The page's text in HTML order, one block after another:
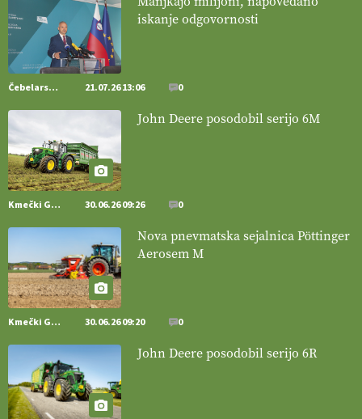
[EKOloško = LOGIČNO ]
Pet-nat je vse bolj priljubljeno
naravno peneče vino, tudi v Sloveniji.
https://t.co/9fpqD3fCrE @EUAgri #IMCAP #CAP
https://t.co/iQ8HkdQnsD
[EKOloško = LOGIČNO
pridelava z mislijo na naravo.
@EUAgri #IMCAP #CAP https://t.co/Bf31lnQSIb
[EKOloško = LOGIČNO ]
Poleti pridelek rešujejo zdrava tla in
vlaga.
VEČ
https://t.co/qmMX2yevum @EUAgri #IMCAP #CAP
https://t.co/dDwsipE645
[EKOloško = LOGIČNO ] Mulčer
– naravna pot do zdravih tal
. VEČ
https://t.co/J7RkeaYpYu @EUAgri #IMCAP #CAP
https://t.co/RVG0FzcQN6
iskanje odgovornosti
Čebelarstvo 21.07.26 13:06 0
John Deere posodobil serijo 6M
Kmečki Glas 30.06.26 09:26 0
Nova pnevmatska sejalnica Pöttinger
Aerosem M
Kmečki Glas 30.06.26 09:20 0
John Deere posodobil serijo 6R